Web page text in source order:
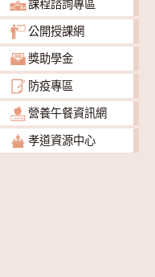
課程諮詢專區
公開授課網
獎助學金
防疫專區
營養午餐資訊網
孝道資源中心